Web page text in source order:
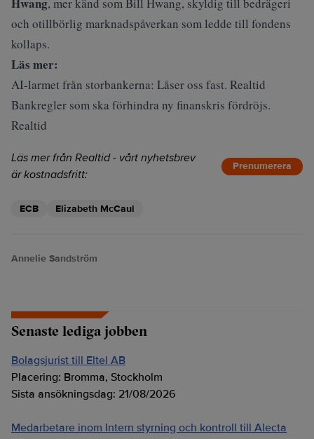
och otillbörlig marknadspåverkan som ledde till fondens
kollaps.
Läs mer:
AI-larmet från storbankerna: Låser oss fast. Realtid
Bankregler som ska förhindra ny finanskris fördröjs.
Realtid
Läs mer från Realtid - vårt nyhetsbrev
är kostnadsfritt:
Prenumerera
ECB Elizabeth McCaul
Annelie Sandström
Senaste lediga jobben
Bolagsjurist till Eltel AB
Placering: Bromma, Stockholm
Sista ansökningsdag: 21/08/2026
Medarbetare inom Intern styrning och kontroll till Alecta